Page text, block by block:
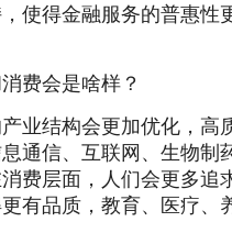
使得金融服务的普惠性
费会是啥样？
结构会更加优化，高
通信、互联网、生物制
费层面，人们会更多追
有品质，教育、医疗、